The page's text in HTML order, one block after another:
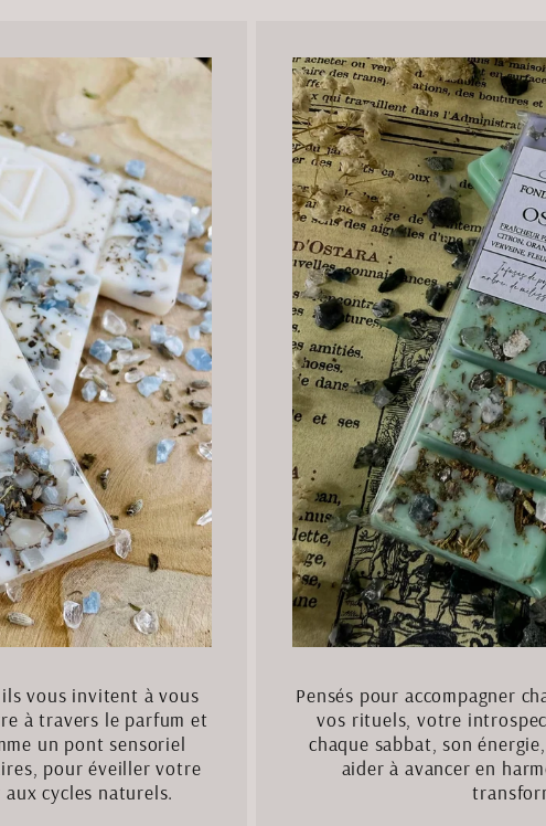
vous invitent à vous
à travers le parfum et
un pont sensoriel
pour éveiller votre
cycles naturels.
Pensés pour accompagner
vos rituels, votre
chaque sabbat, son
aider à avancer en